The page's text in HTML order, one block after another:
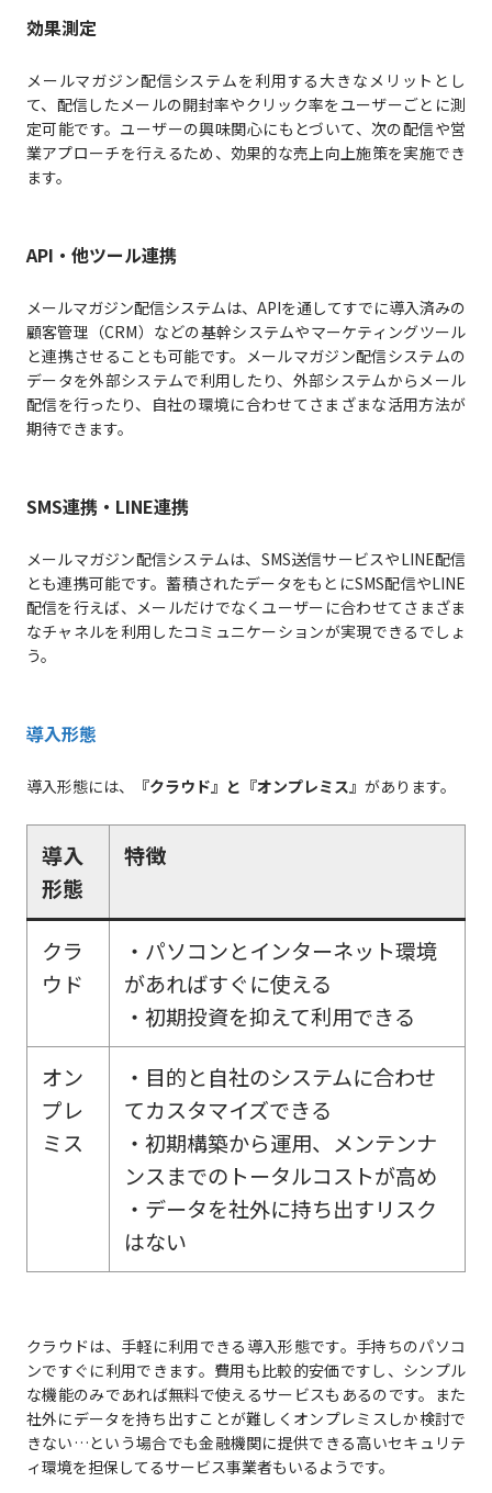
効果測定
メールマガジン配信システムを利用する大きなメリットとし
て、配信したメールの開封率やクリック率をユーザーごとに測
定可能です。ユーザーの興味関心にもとづいて、次の配信や営
業アプローチを行えるため、効果的な売上向上施策を実施でき
ます。
API・他ツール連携
メールマガジン配信システムは、APIを通してすでに導入済みの
顧客管理（CRM）などの基幹システムやマーケティングツール
と連携させることも可能です。メールマガジン配信システムの
データを外部システムで利用したり、外部システムからメール
配信を行ったり、自社の環境に合わせてさまざまな活用方法が
期待できます。
SMS連携・LINE連携
メールマガジン配信システムは、SMS送信サービスやLINE配信
とも連携可能です。蓄積されたデータをもとにSMS配信やLINE
配信を行えば、メールだけでなくユーザーに合わせてさまざま
なチャネルを利用したコミュニケーションが実現できるでしょ
う。
導入形態
導入形態には、 『クラウド』と『オンプレミス』 があります。
導入
形態
特徴
クラ
ウド
・パソコンとインターネット環境
があればすぐに使える
・初期投資を抑えて利用できる
オン
プレ
ミス
・目的と自社のシステムに合わせ
てカスタマイズできる
・初期構築から運用、メンテンナ
ンスまでのトータルコストが高め
・データを社外に持ち出すリスク
はない
クラウドは、手軽に利用できる導入形態です。手持ちのパソコ
ンですぐに利用できます。費用も比較的安価ですし、シンプル
な機能のみであれば無料で使えるサービスもあるのです。また
社外にデータを持ち出すことが難しくオンプレミスしか検討で
きない…という場合でも金融機関に提供できる高いセキュリテ
ィ環境を担保してるサービス事業者もいるようです。